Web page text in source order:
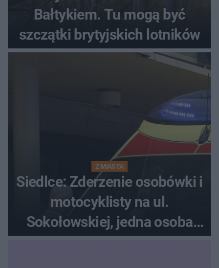
Bałtykiem. Tu mogą być
szczątki brytyjskich lotników
Z MIASTA
Siedlce: Zderzenie osobówki i
motocyklisty na ul.
Sokołowskiej, jedna osoba
ranna!